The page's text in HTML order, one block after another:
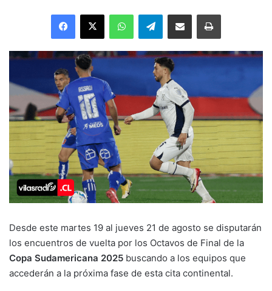
Facebook
X WhatsAppTelegramEnviar vía email Imprimir
Desde este martes 19 al jueves 21 de agosto se disputarán
los encuentros de vuelta por los Octavos de Final de la
Copa Sudamericana 2025 buscando a los equipos que
accederán a la próxima fase de esta cita continental.